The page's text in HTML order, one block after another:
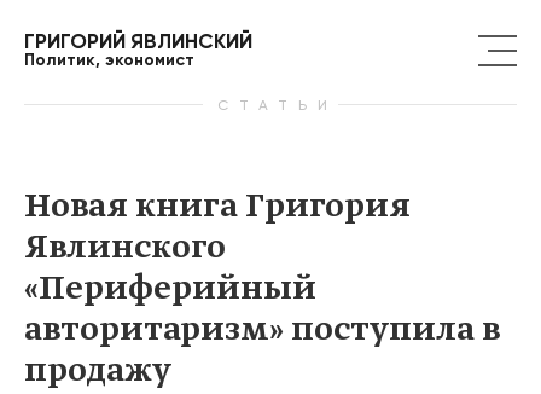
ГРИГОРИЙ ЯВЛИНСКИЙ
Политик, экономист
СТАТЬИ
Новая книга Григория
Явлинского
«Периферийный
авторитаризм» поступила в
продажу